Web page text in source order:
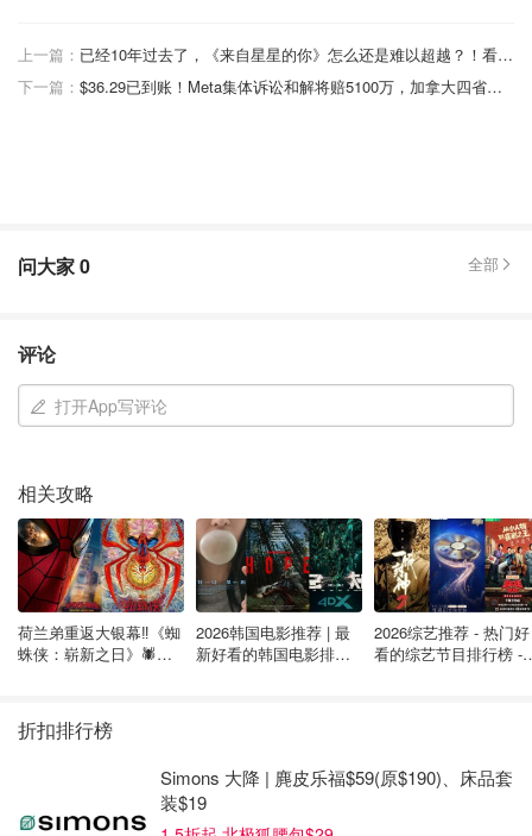
Windsor East
Strathroy
Keswick
Hamilton
来源： citynews封面：citynews
上一篇：
已经10年过去了，《来自星星的你》怎么还是难以超越？！看看有没有你的回忆杀！
下一篇：
$36.29已到账！Meta集体诉讼和解将赔5100万，加拿大四省用户领到补偿了！
问大家0 全部
评论
打开App写评论
相关攻略
荷兰弟重返大银幕‼️《蜘
蛛侠：崭新之日》🕷️北
2026韩国电影推荐 | 最
新好看的韩国电影排行
2026综艺推荐 - 热门好
看的综艺节目排行榜 -
折扣排行榜
Simons 大降 | 麂皮乐福$59(原$190)、床品套
装$19